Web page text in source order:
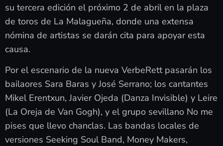
su tercera edición el próximo 2 de abril en la plaza
de toros de La Malagueña, donde una extensa
nómina de artistas se darán cita para apoyar esta
causa.
Por el escenario de la nueva VerbeRett pasarán los
bailaores Sara Baras y José Serrano; los cantantes
Mikel Erentxun, Javier Ojeda (Danza Invisible) y Leire
(La Oreja de Van Gogh), y el grupo sevillano No me
pises que llevo chanclas. Las bandas locales de
versiones Seeking Soul Band, Money Makers,